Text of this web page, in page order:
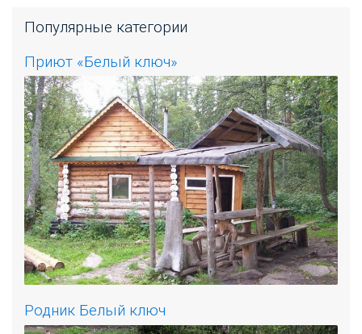
Популярные категории
Приют «Белый ключ»
Родник Белый ключ